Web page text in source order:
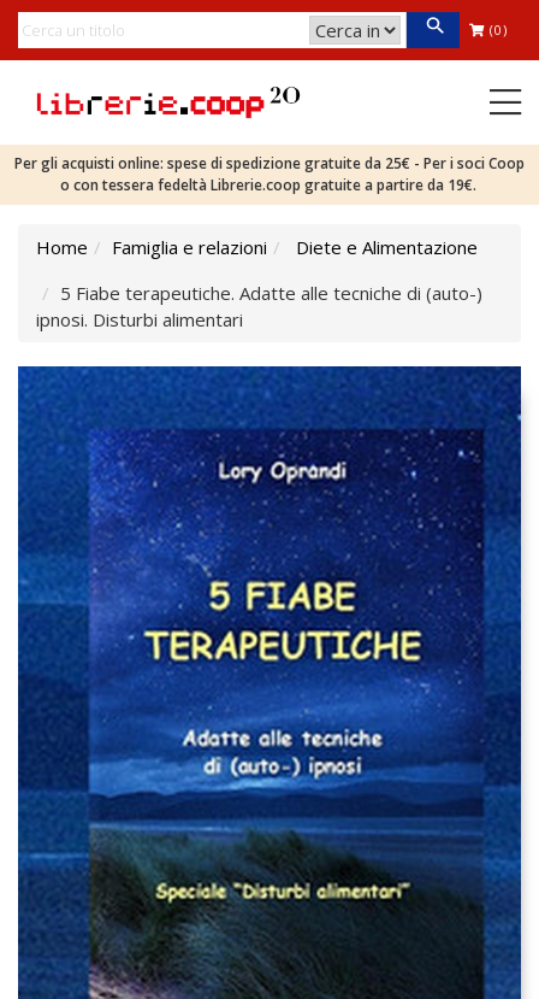
(0)
Per gli acquisti online: spese di spedizione gratuite da 25€ - Per i soci Coop
o con tessera fedeltà Librerie.coop gratuite a partire da 19€.
Home Famiglia e relazioni
Diete e Alimentazione
5 Fiabe terapeutiche. Adatte alle tecniche di (auto-)
ipnosi. Disturbi alimentari